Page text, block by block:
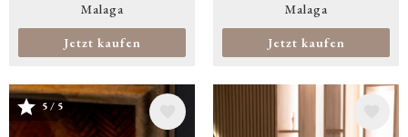
Malaga
Jetzt kaufen
Malaga
Jetzt kaufen
Bild5 / 5 Bild